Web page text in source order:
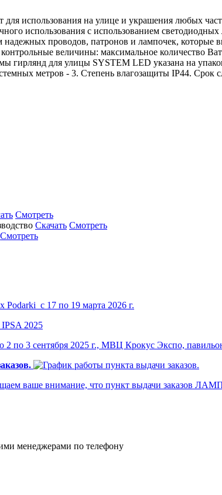
использования на улице и украшения любых
использования с использованием
проводов, патронов и лампочек,
величины: максимальное количество
гирлянд для улицы SYSTEM LED указана на
метров - 3. Степень влагозащиты IP44.
Смотреть
Скачать Смотреть
Смотреть
Podarki с 17 по 19 марта 2026 г.
2 по 3 сентября 2025 г., МВЦ Крокус Экспо,
ваше внимание, что пункт выдачи заказов
менеджерами по телефону